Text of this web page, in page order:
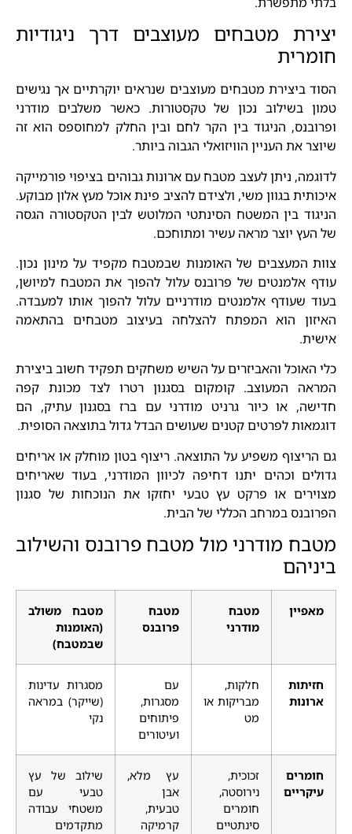
יצירת מטבחים מעוצבים דרך ניגודיות
חומרית
הסוד ביצירת מטבחים מעוצבים שנראים יוקרתיים אך נגישים
טמון בשילוב נכון של טקסטורות. כאשר משלבים מודרני
ופרובנס, הניגוד בין הקר לחם ובין החלק למחוספס הוא זה
שיוצר את העניין הוויזואלי הגבוה ביותר.
לדוגמה, ניתן לעצב מטבח עם ארונות גבוהים בציפוי פורמייקה
איכותית בגוון משי, ולצידם להציב פינת אוכל מעץ אלון מבוקע.
הניגוד בין המשטח הסינתטי המלוטש לבין הטקסטורה הגסה
של העץ יוצר מראה עשיר ומתוחכם.
צוות המעצבים של האומנות שבמטבח מקפיד על מינון נכון.
עודף אלמנטים של פרובנס עלול להפוך את המטבח למיושן,
בעוד שעודף אלמנטים מודרניים עלול להפוך אותו למעבדה.
האיזון הוא המפתח להצלחה בעיצוב מטבחים בהתאמה
אישית.
כלי האוכל והאביזרים על השיש משחקים תפקיד חשוב ביצירת
המראה המעוצב. קומקום בסגנון רטרו לצד מכונת קפה
חדישה, או כיור גרניט מודרני עם ברז בסגנון עתיק, הם
דוגמאות לפרטים קטנים שעושים הבדל גדול בתוצאה הסופית.
גם הריצוף משפיע על התוצאה. ריצוף בטון מוחלק או אריחים
גדולים וכהים יתנו דחיפה לכיוון המודרני, בעוד שאריחים
מצוירים או פרקט עץ טבעי יחזקו את הנוכחות של סגנון
הפרובנס במרחב הכללי של הבית.
מטבח מודרני מול מטבח פרובנס והשילוב
ביניהם
מאפיין
מטבח
מודרני
מטבח
פרובנס
מטבח משולב
(האומנות
שבמטבח)
חזיתות
ארונות
חלקות,
מבריקות או
מט
עם
מסגרות,
פיתוחים
ועיטורים
מסגרות עדינות
(שייקר) במראה
נקי
חומרים
עיקריים
זכוכית,
נירוסטה,
חומרים
סינתטיים
עץ מלא,
אבן
טבעית,
קרמיקה
שילוב של עץ
טבעי עם
משטחי עבודה
מתקדמים